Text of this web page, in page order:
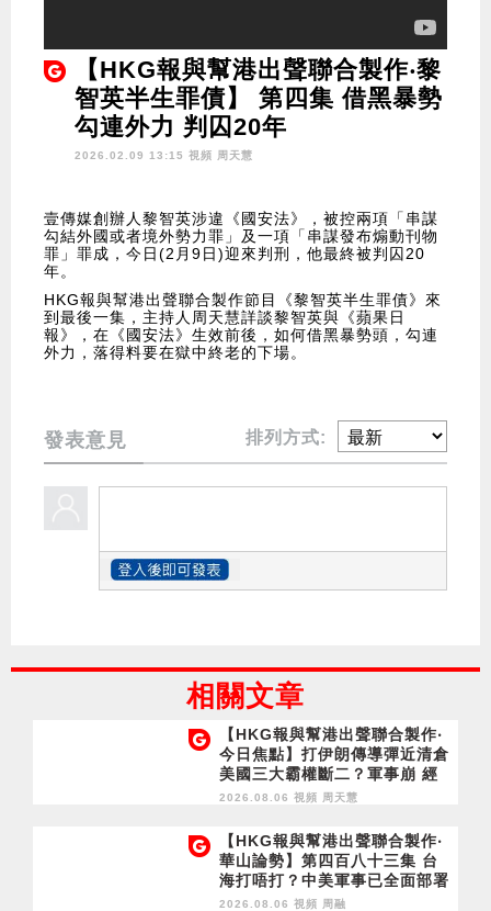
【HKG報與幫港出聲聯合製作‧黎
智英半生罪債】 第四集 借黑暴勢
勾連外力 判囚20年
2026.02.09 13:15 視頻 周天慧
壹傳媒創辦人黎智英涉違《國安法》，被控兩項「串謀
勾結外國或者境外勢力罪」及一項「串謀發布煽動刊物
罪」罪成，今日(2月9日)迎來判刑，他最終被判囚20
年。
HKG報與幫港出聲聯合製作節目《黎智英半生罪債》來
到最後一集，主持人周天慧詳談黎智英與《蘋果日
報》，在《國安法》生效前後，如何借黑暴勢頭，勾連
外力，落得料要在獄中終老的下場。
發表意見 排列方式:
相關文章
【HKG報與幫港出聲聯合製作‧
今日焦點】打伊朗傳導彈近清倉
美國三大霸權斷二？軍事崩 經
濟損
2026.08.06 視頻 周天慧
【HKG報與幫港出聲聯合製作‧
華山論勢】第四百八十三集 台
海打唔打？中美軍事已全面部署
2028年1月台灣選舉是臨界點？
2026.08.06 視頻 周融